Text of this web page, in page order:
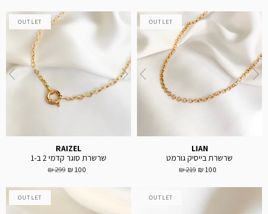
OUTLET
LIAN
שרשרת בייסיק גורמט
100 ₪
219 ₪
OUTLET
RAIZEL
שרשרת סוגר קדמי 2 ב-1
100 ₪
299 ₪
OUTLET
OUTLET